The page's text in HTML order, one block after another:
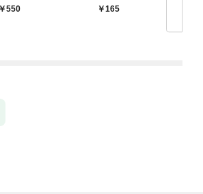
￥550
かうヤツはすべてぶん
165